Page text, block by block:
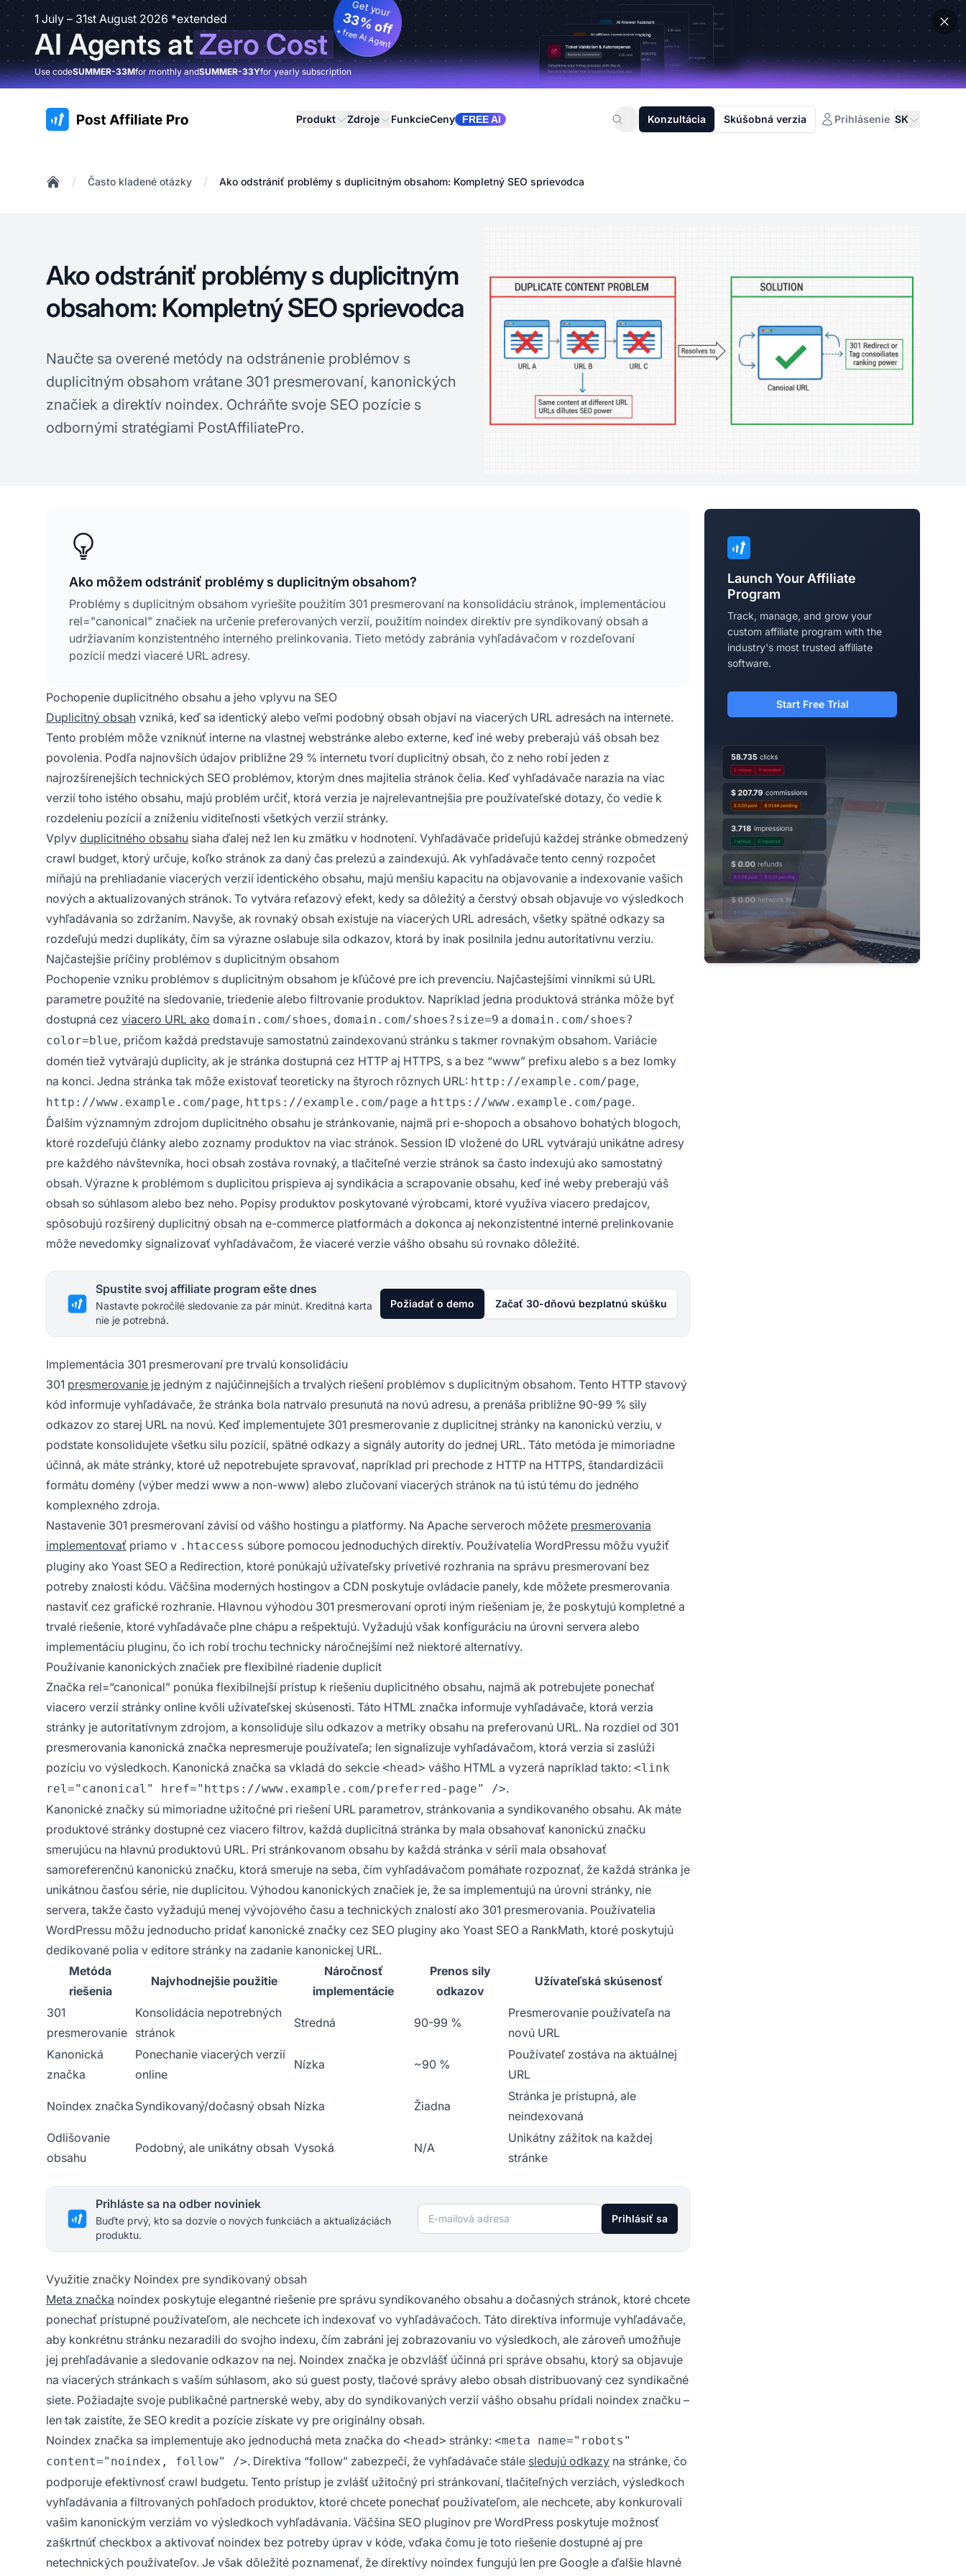
1 July – 31st August 2026 *extended
AI Agents atZero Cost
Get your
33% off
+ free AI Agent
Use codeSUMMER-33Mfor monthly andSUMMER-33Yfor yearly subscription
:site.title Produkt Zdroje FunkcieCeny FREE AI Konzultácia Skúšobná verzia Prihlásenie SK
/ Často kladené otázky / Ako odstrániť problémy s duplicitným obsahom: Kompletný SEO sprievodca
Ako odstrániť problémy s duplicitným
obsahom: Kompletný SEO sprievodca
Naučte sa overené metódy na odstránenie problémov s
duplicitným obsahom vrátane 301 presmerovaní, kanonických
značiek a direktív noindex. Ochráňte svoje SEO pozície s
odbornými stratégiami PostAffiliatePro.
Ako môžem odstrániť problémy s duplicitným obsahom?
Problémy s duplicitným obsahom vyriešite použitím 301 presmerovaní na konsolidáciu stránok, implementáciou
rel="canonical" značiek na určenie preferovaných verzií, použitím noindex direktív pre syndikovaný obsah a
udržiavaním konzistentného interného prelinkovania. Tieto metódy zabránia vyhľadávačom v rozdeľovaní
pozícií medzi viaceré URL adresy.
Pochopenie duplicitného obsahu a jeho vplyvu na SEO
Duplicitný obsah vzniká, keď sa identický alebo veľmi podobný obsah objaví na viacerých URL adresách na internete.
Tento problém môže vzniknúť interne na vlastnej webstránke alebo externe, keď iné weby preberajú váš obsah bez
povolenia. Podľa najnovších údajov približne 29 % internetu tvorí duplicitný obsah, čo z neho robí jeden z
najrozšírenejších technických SEO problémov, ktorým dnes majitelia stránok čelia. Keď vyhľadávače narazia na viac
verzií toho istého obsahu, majú problém určiť, ktorá verzia je najrelevantnejšia pre používateľské dotazy, čo vedie k
rozdeleniu pozícií a zníženiu viditeľnosti všetkých verzií stránky.
Vplyv duplicitného obsahu siaha ďalej než len ku zmätku v hodnotení. Vyhľadávače prideľujú každej stránke obmedzený
crawl budget, ktorý určuje, koľko stránok za daný čas prelezú a zaindexujú. Ak vyhľadávače tento cenný rozpočet
míňajú na prehliadanie viacerých verzií identického obsahu, majú menšiu kapacitu na objavovanie a indexovanie vašich
nových a aktualizovaných stránok. To vytvára reťazový efekt, kedy sa dôležitý a čerstvý obsah objavuje vo výsledkoch
vyhľadávania so zdržaním. Navyše, ak rovnaký obsah existuje na viacerých URL adresách, všetky spätné odkazy sa
rozdeľujú medzi duplikáty, čím sa výrazne oslabuje sila odkazov, ktorá by inak posilnila jednu autoritatívnu verziu.
Najčastejšie príčiny problémov s duplicitným obsahom
Pochopenie vzniku problémov s duplicitným obsahom je kľúčové pre ich prevenciu. Najčastejšími vinníkmi sú URL
parametre použité na sledovanie, triedenie alebo filtrovanie produktov. Napríklad jedna produktová stránka môže byť
dostupná cez viacero URL ako domain.com/shoes, domain.com/shoes?size=9 a domain.com/shoes?
color=blue, pričom každá predstavuje samostatnú zaindexovanú stránku s takmer rovnakým obsahom. Variácie
domén tiež vytvárajú duplicity, ak je stránka dostupná cez HTTP aj HTTPS, s a bez “www” prefixu alebo s a bez lomky
na konci. Jedna stránka tak môže existovať teoreticky na štyroch rôznych URL: http://example.com/page,
http://www.example.com/page, https://example.com/page a https://www.example.com/page.
Ďalším významným zdrojom duplicitného obsahu je stránkovanie, najmä pri e-shopoch a obsahovo bohatých blogoch,
ktoré rozdeľujú články alebo zoznamy produktov na viac stránok. Session ID vložené do URL vytvárajú unikátne adresy
pre každého návštevníka, hoci obsah zostáva rovnaký, a tlačiteľné verzie stránok sa často indexujú ako samostatný
obsah. Výrazne k problémom s duplicitou prispieva aj syndikácia a scrapovanie obsahu, keď iné weby preberajú váš
obsah so súhlasom alebo bez neho. Popisy produktov poskytované výrobcami, ktoré využíva viacero predajcov,
spôsobujú rozšírený duplicitný obsah na e-commerce platformách a dokonca aj nekonzistentné interné prelinkovanie
môže nevedomky signalizovať vyhľadávačom, že viaceré verzie vášho obsahu sú rovnako dôležité.
Spustite svoj affiliate program ešte dnes
Nastavte pokročilé sledovanie za pár minút. Kreditná karta
nie je potrebná.
Požiadať o demo Začať 30-dňovú bezplatnú skúšku
Implementácia 301 presmerovaní pre trvalú konsolidáciu
301 presmerovanie je jedným z najúčinnejších a trvalých riešení problémov s duplicitným obsahom. Tento HTTP stavový
kód informuje vyhľadávače, že stránka bola natrvalo presunutá na novú adresu, a prenáša približne 90-99 % sily
odkazov zo starej URL na novú. Keď implementujete 301 presmerovanie z duplicitnej stránky na kanonickú verziu, v
podstate konsolidujete všetku silu pozícií, spätné odkazy a signály autority do jednej URL. Táto metóda je mimoriadne
účinná, ak máte stránky, ktoré už nepotrebujete spravovať, napríklad pri prechode z HTTP na HTTPS, štandardizácii
formátu domény (výber medzi www a non-www) alebo zlučovaní viacerých stránok na tú istú tému do jedného
komplexného zdroja.
Nastavenie 301 presmerovaní závisí od vášho hostingu a platformy. Na Apache serveroch môžete presmerovania
implementovať priamo v .htaccess súbore pomocou jednoduchých direktív. Používatelia WordPressu môžu využiť
pluginy ako Yoast SEO a Redirection, ktoré ponúkajú užívateľsky prívetivé rozhrania na správu presmerovaní bez
potreby znalosti kódu. Väčšina moderných hostingov a CDN poskytuje ovládacie panely, kde môžete presmerovania
nastaviť cez grafické rozhranie. Hlavnou výhodou 301 presmerovaní oproti iným riešeniam je, že poskytujú kompletné a
trvalé riešenie, ktoré vyhľadávače plne chápu a rešpektujú. Vyžadujú však konfiguráciu na úrovni servera alebo
implementáciu pluginu, čo ich robí trochu technicky náročnejšími než niektoré alternatívy.
Používanie kanonických značiek pre flexibilné riadenie duplicít
Značka rel=“canonical” ponúka flexibilnejší prístup k riešeniu duplicitného obsahu, najmä ak potrebujete ponechať
viacero verzií stránky online kvôli užívateľskej skúsenosti. Táto HTML značka informuje vyhľadávače, ktorá verzia
stránky je autoritatívnym zdrojom, a konsoliduje silu odkazov a metriky obsahu na preferovanú URL. Na rozdiel od 301
presmerovania kanonická značka nepresmeruje používateľa; len signalizuje vyhľadávačom, ktorá verzia si zaslúži
pozíciu vo výsledkoch. Kanonická značka sa vkladá do sekcie <head> vášho HTML a vyzerá napríklad takto: <link
rel="canonical" href="https://www.example.com/preferred-page" />.
Kanonické značky sú mimoriadne užitočné pri riešení URL parametrov, stránkovania a syndikovaného obsahu. Ak máte
produktové stránky dostupné cez viacero filtrov, každá duplicitná stránka by mala obsahovať kanonickú značku
smerujúcu na hlavnú produktovú URL. Pri stránkovanom obsahu by každá stránka v sérii mala obsahovať
samoreferenčnú kanonickú značku, ktorá smeruje na seba, čím vyhľadávačom pomáhate rozpoznať, že každá stránka je
unikátnou časťou série, nie duplicitou. Výhodou kanonických značiek je, že sa implementujú na úrovni stránky, nie
servera, takže často vyžadujú menej vývojového času a technických znalostí ako 301 presmerovania. Používatelia
WordPressu môžu jednoducho pridať kanonické značky cez SEO pluginy ako Yoast SEO a RankMath, ktoré poskytujú
dedikované polia v editore stránky na zadanie kanonickej URL.
Metóda
riešenia
Najvhodnejšie použitie
Náročnosť
implementácie
Prenos sily
odkazov
Užívateľská skúsenosť
301
presmerovanie
Konsolidácia nepotrebných
stránok
Stredná 90-99 %
Presmerovanie používateľa na
novú URL
Kanonická
značka
Ponechanie viacerých verzií
online
Nízka ~90 %
Používateľ zostáva na aktuálnej
URL
Noindex značka Syndikovaný/dočasný obsah Nízka Žiadna
Stránka je prístupná, ale
neindexovaná
Odlišovanie
obsahu
Podobný, ale unikátny obsah Vysoká N/A
Unikátny zážitok na každej
stránke
Prihláste sa na odber noviniek
Buďte prvý, kto sa dozvie o nových funkciách a aktualizáciách
produktu.
E-mailová adresa Prihlásiť sa
Využitie značky Noindex pre syndikovaný obsah
Meta značka noindex poskytuje elegantné riešenie pre správu syndikovaného obsahu a dočasných stránok, ktoré chcete
ponechať prístupné používateľom, ale nechcete ich indexovať vo vyhľadávačoch. Táto direktíva informuje vyhľadávače,
aby konkrétnu stránku nezaradili do svojho indexu, čím zabráni jej zobrazovaniu vo výsledkoch, ale zároveň umožňuje
jej prehľadávanie a sledovanie odkazov na nej. Noindex značka je obzvlášť účinná pri správe obsahu, ktorý sa objavuje
na viacerých stránkach s vaším súhlasom, ako sú guest posty, tlačové správy alebo obsah distribuovaný cez syndikačné
siete. Požiadajte svoje publikačné partnerské weby, aby do syndikovaných verzií vášho obsahu pridali noindex značku –
len tak zaistíte, že SEO kredit a pozície získate vy pre originálny obsah.
Noindex značka sa implementuje ako jednoduchá meta značka do <head> stránky: <meta name="robots"
content="noindex, follow" />. Direktíva “follow” zabezpečí, že vyhľadávače stále sledujú odkazy na stránke, čo
podporuje efektívnosť crawl budgetu. Tento prístup je zvlášť užitočný pri stránkovaní, tlačiteľných verziách, výsledkoch
vyhľadávania a filtrovaných pohľadoch produktov, ktoré chcete ponechať používateľom, ale nechcete, aby konkurovali
vašim kanonickým verziám vo výsledkoch vyhľadávania. Väčšina SEO pluginov pre WordPress poskytuje možnosť
zaškrtnúť checkbox a aktivovať noindex bez potreby úprav v kóde, vďaka čomu je toto riešenie dostupné aj pre
netechnických používateľov. Je však dôležité poznamenať, že direktívy noindex fungujú len pre Google a ďalšie hlavné
Launch Your Affiliate
Program
Track, manage, and grow your
custom affiliate program with the
industry's most trusted affiliate
software.
Start Free Trial